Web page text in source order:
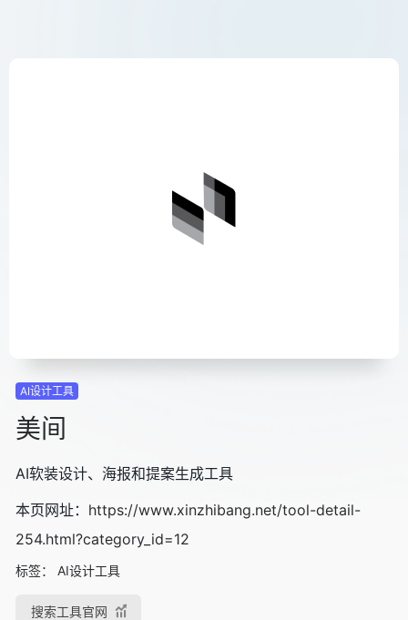
AI设计工具
美间
AI软装设计、海报和提案生成工具
本页网址： https://www.xinzhibang.net/tool-detail-
254.html?category_id=12
标签： AI设计工具
搜索工具官网